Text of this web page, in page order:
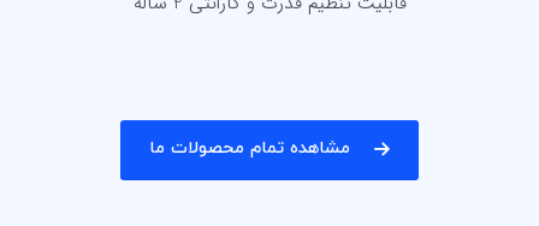
مشاهده تمام محصولات ما